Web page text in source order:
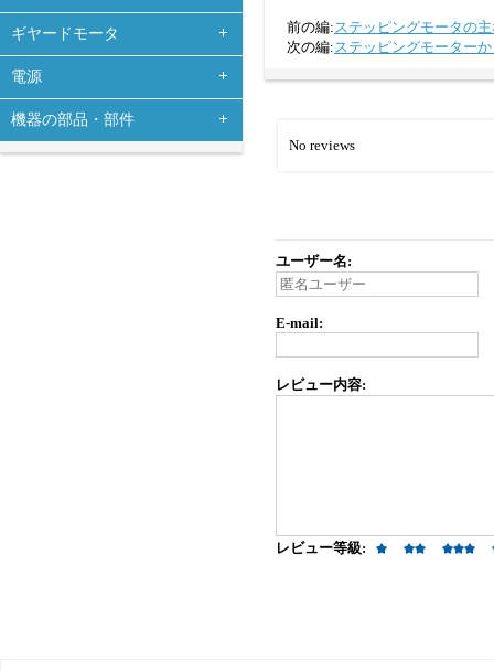
ギヤードモータ
電源
機器の部品・部件
前の編:ステッピングモータの
次の編:ステッピングモーター
No reviews
ユーザー名:
E-mail:
レビュー内容:
レビュー等級: